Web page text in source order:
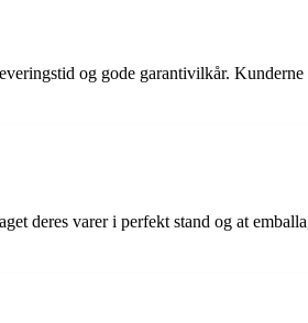
og gode garantivilkår.
deres varer i perfekt stand og at